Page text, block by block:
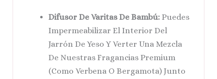
Difusor De Varitas De Bambú: Puedes
Impermeabilizar El Interior Del
Jarrón De Yeso Y Verter Una Mezcla
De Nuestras Fragancias Premium
(como Verbena O Bergamota) Junto